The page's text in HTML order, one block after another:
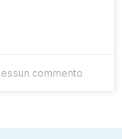
commento